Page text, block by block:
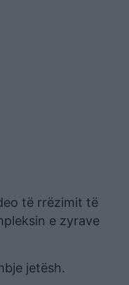
të rrëzimit të
e zyrave
jetësh.